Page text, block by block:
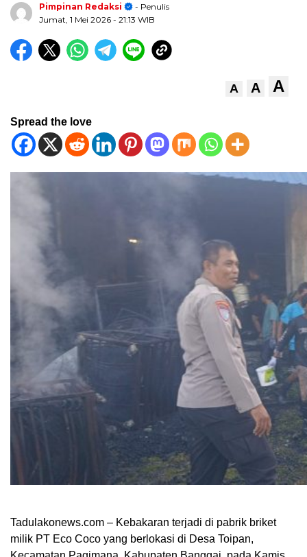
Pimpinan Redaksi
- Penulis
Jumat, 1 Mei 2026 - 21:13 WIB
A A A
Spread the love
Tadulakonews.com – Kebakaran terjadi di pabrik briket
milik PT Eco Coco yang berlokasi di Desa Toipan,